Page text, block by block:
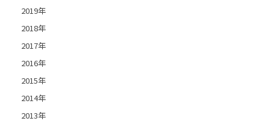
2019年
2018年
2017年
2016年
2015年
2014年
2013年